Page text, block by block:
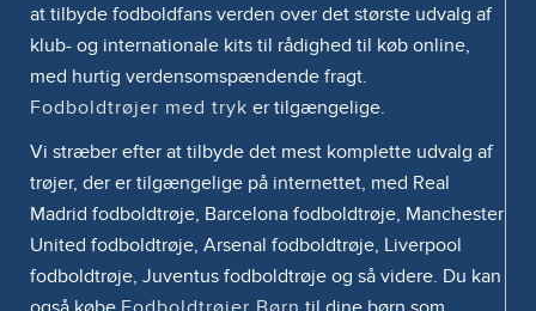
at tilbyde fodboldfans verden over det største udvalg af
klub- og internationale kits til rådighed til køb online,
med hurtig verdensomspændende fragt.
Fodboldtrøjer med tryk er tilgængelige.
Vi stræber efter at tilbyde det mest komplette udvalg af
trøjer, der er tilgængelige på internettet, med Real
Madrid fodboldtrøje, Barcelona fodboldtrøje, Manchester
United fodboldtrøje, Arsenal fodboldtrøje, Liverpool
fodboldtrøje, Juventus fodboldtrøje og så videre. Du kan